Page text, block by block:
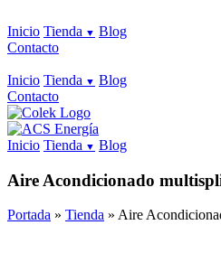
Inicio Tienda
Blog
Contacto
Inicio Tienda
Blog
Contacto
Inicio Tienda Blog
Aire Acondicionado
Portada » Tienda » Aire